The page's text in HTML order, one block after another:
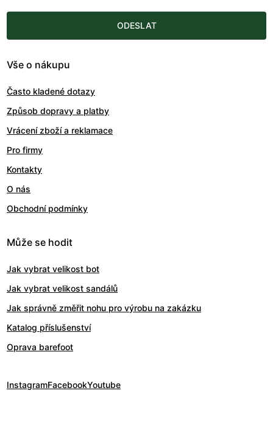
ODESLAT
Vše o nákupu
Často kladené dotazy
Způsob dopravy a platby
Vrácení zboží a reklamace
Pro firmy
Kontakty
O nás
Obchodní podmínky
Může se hodit
Jak vybrat velikost bot
Jak vybrat velikost sandálů
Jak správně změřit nohu pro výrobu na zakázku
Katalog příslušenství
Oprava barefoot
InstagramFacebookYoutube